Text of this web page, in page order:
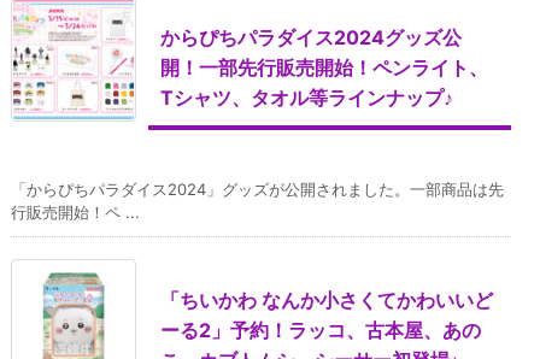
からぴちパラダイス2024グッズ公
開！一部先行販売開始！ペンライト、
Tシャツ、タオル等ラインナップ♪
「からぴちパラダイス2024」グッズが公開されました。一部商品は先
行販売開始！ペ ...
「ちいかわ なんか小さくてかわいいど
ーる2」予約！ラッコ、古本屋、あの